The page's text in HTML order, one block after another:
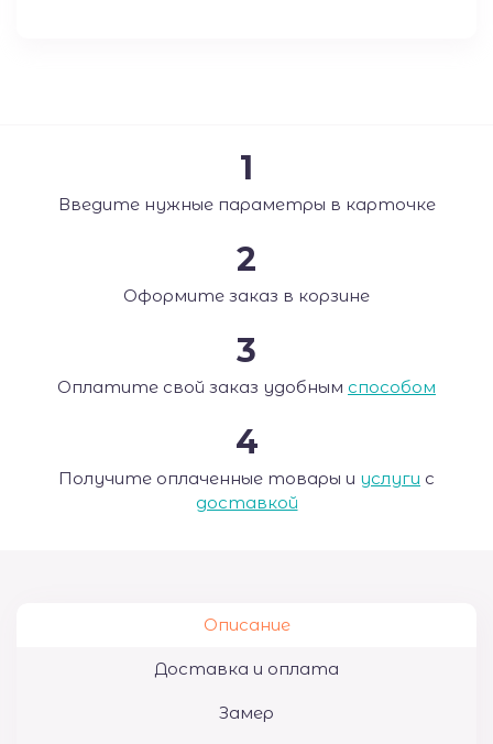
1
Введите нужные параметры в карточке
2
Оформите заказ в корзине
3
Оплатите свой заказ удобным способом
4
Получите оплаченные товары и услуги с
доставкой
Описание
Доставка и оплата
Замер